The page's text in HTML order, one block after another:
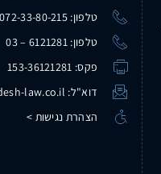
טלפון: 072-33-80-215
טלפון: 6121281 – 03
פקס: 153-36121281
דוא"ל: Tal@kadesh-law.co.il
הצהרת נגישות >